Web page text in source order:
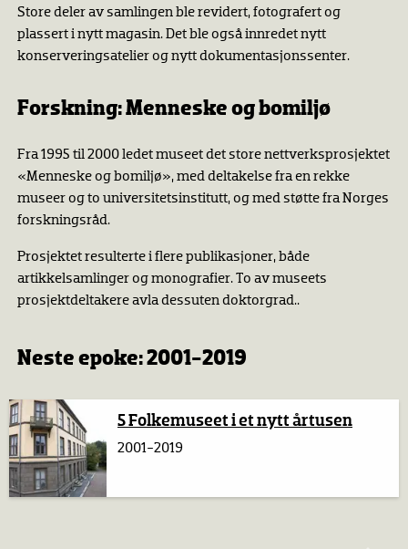
Store deler av samlingen ble revidert, fotografert og
plassert i nytt magasin. Det ble også innredet nytt
konserveringsatelier og nytt dokumentasjonssenter.
Forskning: Menneske og bomiljø
Fra 1995 til 2000 ledet museet det store nettverksprosjektet
«Menneske og bomiljø», med deltakelse fra en rekke
museer og to universitetsinstitutt, og med støtte fra Norges
forskningsråd.
Prosjektet resulterte i flere publikasjoner, både
artikkelsamlinger og monografier. To av museets
prosjektdeltakere avla dessuten doktorgrad..
Neste epoke: 2001-2019
5 Folkemuseet i et nytt årtusen
2001-2019